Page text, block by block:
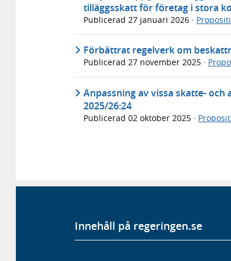
tilläggsskatt för företag i stora
Publicerad 27 januari 2026 ·
Förbättrat regelverk om
Publicerad 27 november 2025 ·
Anpassning av vissa skatte-
2025/26:24
Publicerad 02 oktober 2025 ·
Innehåll på regeringen.se